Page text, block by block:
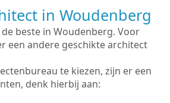
in Woudenberg
beste in Woudenberg. Voor
een andere geschikte architect
te kiezen, zijn er een
denk hierbij aan: